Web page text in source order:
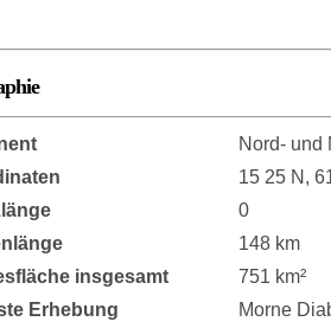
Nord- und
15 25 N,
0
148 km
insgesamt
751 km²
Erhebung
Morne